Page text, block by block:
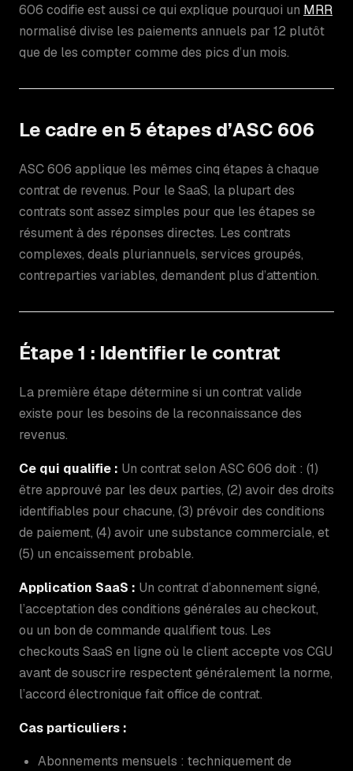
606 codifie est aussi ce qui explique pourquoi un MRR
normalisé divise les paiements annuels par 12 plutôt
que de les compter comme des pics d’un mois.
Le cadre en 5 étapes d’ASC 606
ASC 606 applique les mêmes cinq étapes à chaque
contrat de revenus. Pour le SaaS, la plupart des
contrats sont assez simples pour que les étapes se
résument à des réponses directes. Les contrats
complexes, deals pluriannuels, services groupés,
contreparties variables, demandent plus d’attention.
Étape 1 : Identifier le contrat
La première étape détermine si un contrat valide
existe pour les besoins de la reconnaissance des
revenus.
Ce qui qualifie : Un contrat selon ASC 606 doit : (1)
être approuvé par les deux parties, (2) avoir des droits
identifiables pour chacune, (3) prévoir des conditions
de paiement, (4) avoir une substance commerciale, et
(5) un encaissement probable.
Application SaaS : Un contrat d’abonnement signé,
l’acceptation des conditions générales au checkout,
ou un bon de commande qualifient tous. Les
checkouts SaaS en ligne où le client accepte vos CGU
avant de souscrire respectent généralement la norme,
l’accord électronique fait office de contrat.
Cas particuliers :
Abonnements mensuels : techniquement de